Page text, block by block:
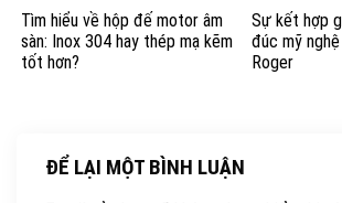
Tìm hiểu về hộp đế motor âm
sàn: Inox 304 hay thép mạ kẽm
tốt hơn?
Sự kết hợp
đúc mỹ
Roger
ĐỂ LẠI MỘT BÌNH LUẬN